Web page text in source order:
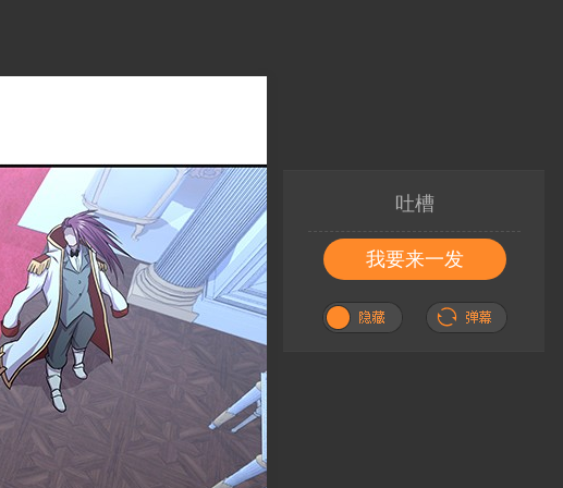
吐槽
我要来一发